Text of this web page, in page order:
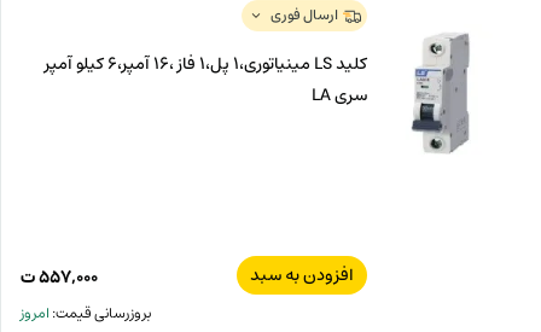
ارسال فوری
کلید LS مینیاتوری،1 پل،1 فاز ،16 آمپر،6 کیلو آمپر
سری LA
افزودن به سبد ۵۵۷,۰۰۰ت
بروزرسانی قیمت:امروز